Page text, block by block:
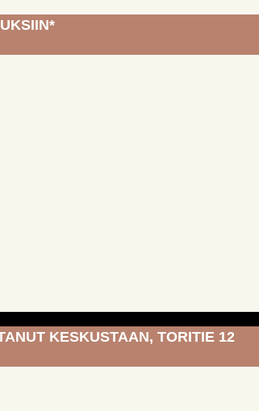
KESKUSTAAN, TORITIE 12